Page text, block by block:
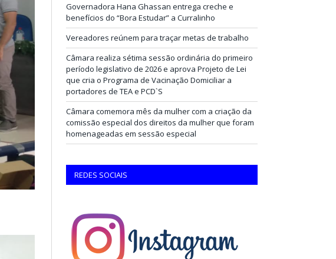
Governadora Hana Ghassan entrega creche e
benefícios do “Bora Estudar” a Curralinho
Vereadores reúnem para traçar metas de trabalho
Câmara realiza sétima sessão ordinária do primeiro
período legislativo de 2026 e aprova Projeto de Lei
que cria o Programa de Vacinação Domiciliar a
portadores de TEA e PCD`S
Câmara comemora mês da mulher com a criação da
comissão especial dos direitos da mulher que foram
homenageadas em sessão especial
REDES SOCIAIS